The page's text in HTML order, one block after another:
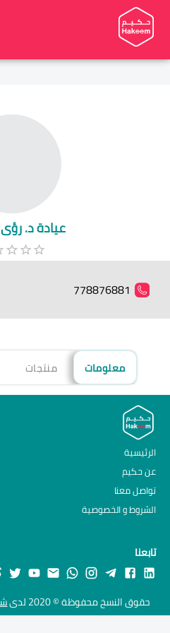
عيادة د.
778876881
معلومات منتجات
الرئيسية
عن حكيم
تواصل معنا
الشروط و الخصوصية
تابعنا
حقوق النسخ محفوظة © 2020 لدى